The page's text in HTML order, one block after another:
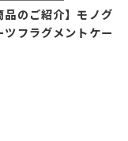
品のご紹介】モノグ
ツフラグメントケー